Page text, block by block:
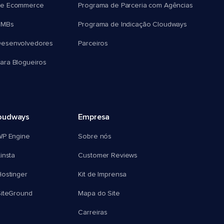
Ecommerce
Blogueiros
Programa de Parceria com Agências
Programa de Indicação Cloudways
Parceiros
Engine
Empresa
Sobre nós
Customer Reviews
Kit de Imprensa
Mapa do Site
Carreiras